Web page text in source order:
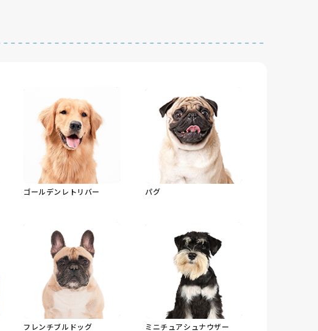
ゴールデンレトリバー パグ
フレンチブルドッグ ミニチュアシュナウザー